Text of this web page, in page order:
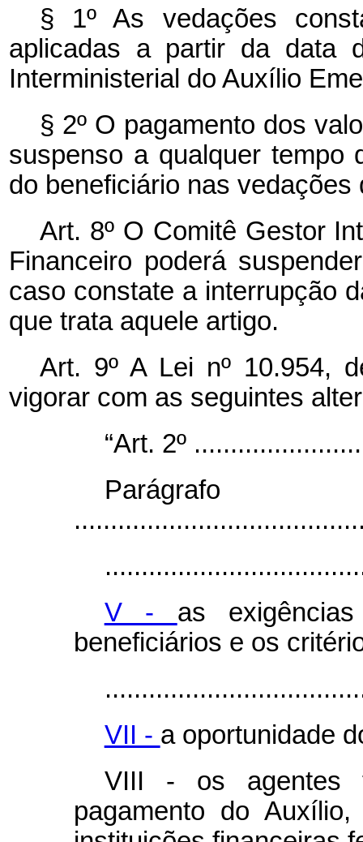
§ 1º As vedações
aplicadas a partir da data
Interministerial do Auxílio
§ 2º O pagamento dos
suspenso a qualquer tempo
do beneficiário nas vedações
Art. 8º O Comitê Gestor
Financeiro poderá
caso constate a interrupção
que trata aquele artigo.
Art. 9º A Lei nº 10.954,
vigorar com as seguintes
“Art. 2º
V - as
beneficiários e os
VII - a oportunidade
VIII - os agentes
pagamento do